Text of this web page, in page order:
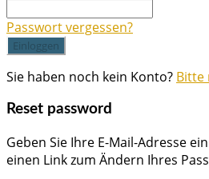
Passwort vergessen?
Einloggen
Sie haben noch kein Konto? Bitte
Reset password
Geben Sie Ihre E-Mail-Adresse
einen Link zum Ändern Ihres